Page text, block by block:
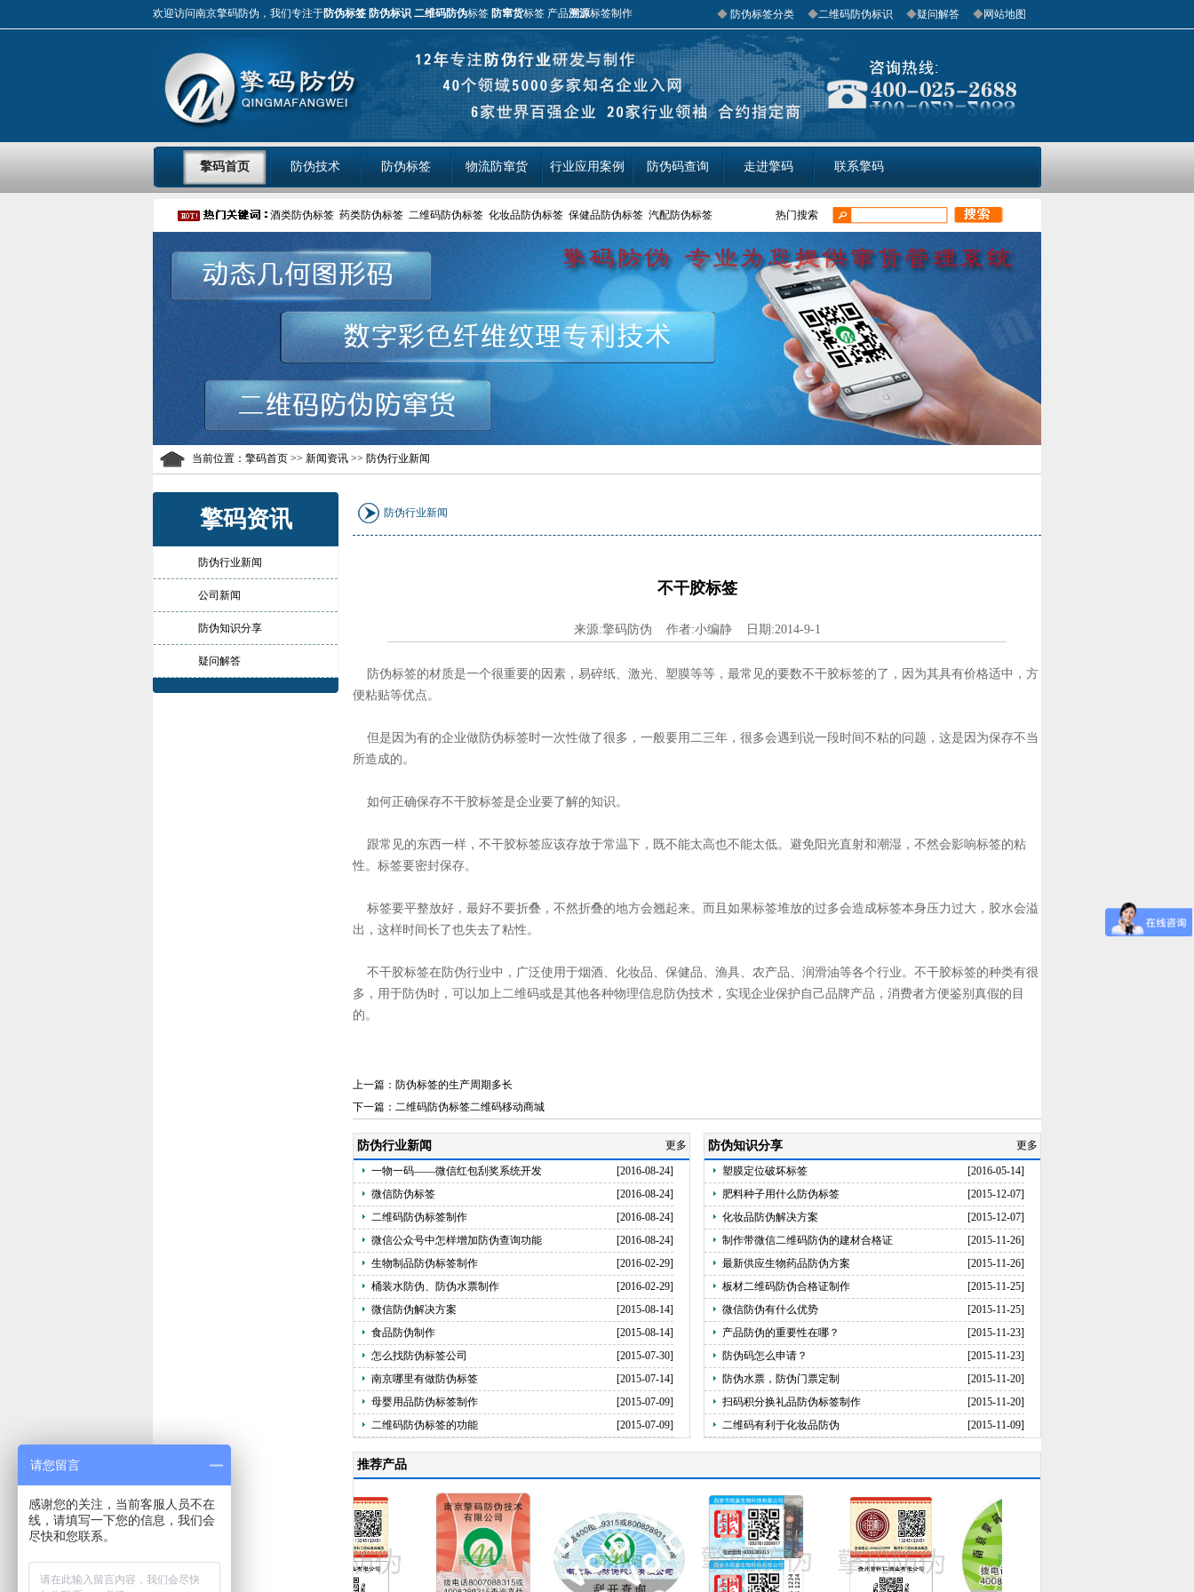
欢迎访问南京擎码防伪，我们专注于防伪标签 防伪标识 二维码防伪标签 防窜货标签 产品溯源标签制作 ◆ 防伪标签分类 ◆二维码防伪标识 ◆疑问解答 ◆网站地图
擎码首页 防伪技术 防伪标签 物流防窜货 行业应用案例 防伪码查询 走进擎码 联系擎码
酒类防伪标签 药类防伪标签 二维码防伪标签 化妆品防伪标签 保健品防伪标签 汽配防伪标签 热门搜索
当前位置： 擎码首页 >> 新闻资讯 >> 防伪行业新闻
擎码资讯
防伪行业新闻
公司新闻
防伪知识分享
疑问解答
防伪行业新闻
不干胶标签
来源:擎码防伪 作者:小编静 日期:2014-9-1
防伪标签的材质是一个很重要的因素，易碎纸、激光、塑膜等等，最常见的要数不干胶标签的了，因为其具有价格适中，方
便粘贴等优点。
但是因为有的企业做防伪标签时一次性做了很多，一般要用二三年，很多会遇到说一段时间不粘的问题，这是因为保存不当
所造成的。
如何正确保存不干胶标签是企业要了解的知识。
跟常见的东西一样，不干胶标签应该存放于常温下，既不能太高也不能太低。避免阳光直射和潮湿，不然会影响标签的粘
性。标签要密封保存。
标签要平整放好，最好不要折叠，不然折叠的地方会翘起来。而且如果标签堆放的过多会造成标签本身压力过大，胶水会溢
出，这样时间长了也失去了粘性。
不干胶标签在防伪行业中，广泛使用于烟酒、化妆品、保健品、渔具、农产品、润滑油等各个行业。不干胶标签的种类有很
多，用于防伪时，可以加上二维码或是其他各种物理信息防伪技术，实现企业保护自己品牌产品，消费者方便鉴别真假的目
的。
上一篇： 防伪标签的生产周期多长
下一篇： 二维码防伪标签二维码移动商城
防伪行业新闻 更多
[2016-08-24]
一物一码——微信红包刮奖系统开发
[2016-08-24]
微信防伪标签
[2016-08-24]
二维码防伪标签制作
[2016-08-24]
微信公众号中怎样增加防伪查询功能
[2016-02-29]
生物制品防伪标签制作
[2016-02-29]
桶装水防伪、防伪水票制作
[2015-08-14]
微信防伪解决方案
[2015-08-14]
食品防伪制作
[2015-07-30]
怎么找防伪标签公司
[2015-07-14]
南京哪里有做防伪标签
[2015-07-09]
母婴用品防伪标签制作
[2015-07-09]
二维码防伪标签的功能
防伪知识分享 更多
[2016-05-14]
塑膜定位破坏标签
[2015-12-07]
肥料种子用什么防伪标签
[2015-12-07]
化妆品防伪解决方案
[2015-11-26]
制作带微信二维码防伪的建材合格证
[2015-11-26]
最新供应生物药品防伪方案
[2015-11-25]
板材二维码防伪合格证制作
[2015-11-25]
微信防伪有什么优势
[2015-11-23]
产品防伪的重要性在哪？
[2015-11-23]
防伪码怎么申请？
[2015-11-20]
防伪水票，防伪门票定制
[2015-11-20]
扫码积分换礼品防伪标签制作
[2015-11-09]
二维码有利于化妆品防伪
推荐产品
请您留言
感谢您的关注，当前客服人员不在
线，请填写一下您的信息，我们会
尽快和您联系。